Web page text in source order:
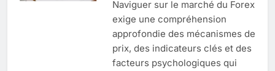
Naviguer sur le marché du Forex
exige une compréhension
approfondie des mécanismes de
prix, des indicateurs clés et des
facteurs psychologiques qui